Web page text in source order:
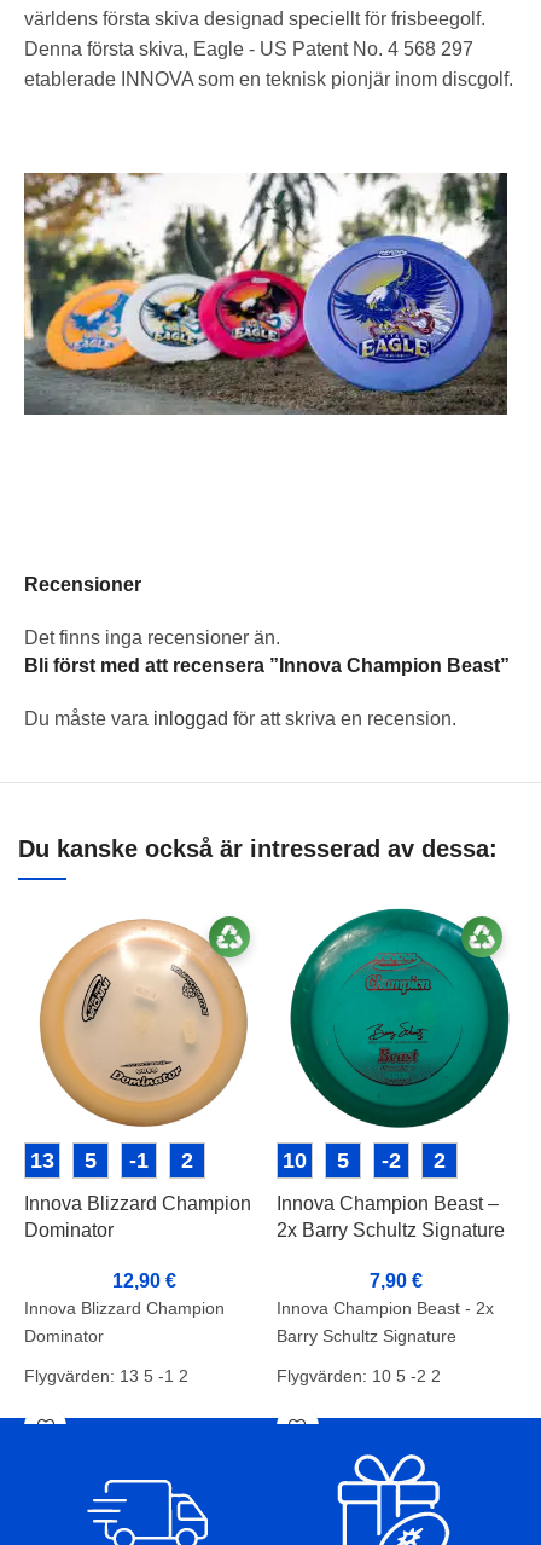
världens första skiva designad speciellt för frisbeegolf.
Denna första skiva, Eagle - US Patent No. 4 568 297
etablerade INNOVA som en teknisk pionjär inom discgolf.
Recensioner
Det finns inga recensioner än.
Bli först med att recensera ”Innova Champion Beast”
Du måste vara inloggad för att skriva en recension.
Du kanske också är intresserad av dessa:
13 5 -1 2
Innova Blizzard Champion
Dominator
12,90 €
Innova Blizzard Champion
Dominator
Flygvärden: 13 5 -1 2
Skick: BA+
Markörer:-
10 5 -2 2
Innova Champion Beast –
2x Barry Schultz Signature
7,90€
Innova Champion Beast - 2x
Barry Schultz Signature
Flygvärden: 10 5 -2 2
Skick: B+
Markörer:-